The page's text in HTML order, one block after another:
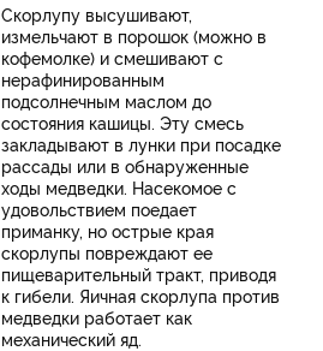
Скорлупу высушивают,
измельчают в порошок (можно в
кофемолке) и смешивают с
нерафинированным
подсолнечным маслом до
состояния кашицы. Эту смесь
закладывают в лунки при посадке
рассады или в обнаруженные
ходы медведки. Насекомое с
удовольствием поедает
приманку, но острые края
скорлупы повреждают ее
пищеварительный тракт, приводя
к гибели. Яичная скорлупа против
медведки работает как
механический яд.